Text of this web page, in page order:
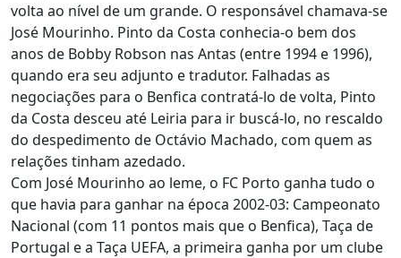
volta ao nível de um grande. O responsável chamava-se
José Mourinho. Pinto da Costa conhecia-o bem dos
anos de Bobby Robson nas Antas (entre 1994 e 1996),
quando era seu adjunto e tradutor. Falhadas as
negociações para o Benfica contratá-lo de volta, Pinto
da Costa desceu até Leiria para ir buscá-lo, no rescaldo
do despedimento de Octávio Machado, com quem as
relações tinham azedado.
Com José Mourinho ao leme, o FC Porto ganha tudo o
que havia para ganhar na época 2002-03: Campeonato
Nacional (com 11 pontos mais que o Benfica), Taça de
Portugal e a Taça UEFA, a primeira ganha por um clube